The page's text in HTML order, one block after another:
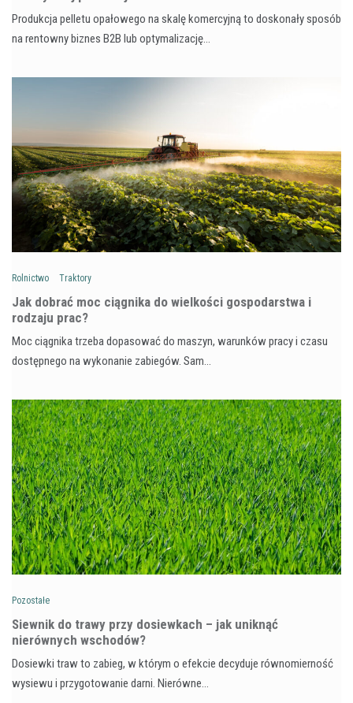
Produkcja pelletu opałowego na skalę komercyjną to doskonały sposób
na rentowny biznes B2B lub optymalizację…
Rolnictwo Traktory
Jak dobrać moc ciągnika do wielkości gospodarstwa i
rodzaju prac?
Moc ciągnika trzeba dopasować do maszyn, warunków pracy i czasu
dostępnego na wykonanie zabiegów. Sam…
Pozostałe
Siewnik do trawy przy dosiewkach – jak uniknąć
nierównych wschodów?
Dosiewki traw to zabieg, w którym o efekcie decyduje równomierność
wysiewu i przygotowanie darni. Nierówne…